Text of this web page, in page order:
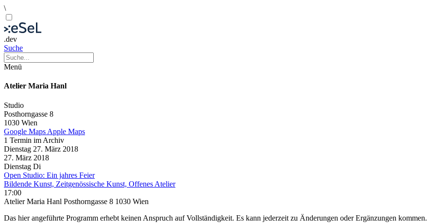
\
.dev
Suche
Menü
Atelier Maria Hanl
Studio
Posthorngasse 8
1030 Wien
Google Maps Apple Maps
1 Termin im Archiv
Dienstag 27. März 2018
27. März 2018
Dienstag Di
Open Studio: Ein jahres Feier
Bildende Kunst, Zeitgenössische Kunst, Offenes Atelier
17:00
Atelier Maria Hanl Posthorngasse 8 1030 Wien
Das hier angeführte Programm erhebt keinen Anspruch auf Vollständigkeit. Es kann jederzeit zu Änderungen oder Ergänzungen kommen.